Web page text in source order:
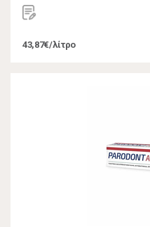
43,87€/λίτρο